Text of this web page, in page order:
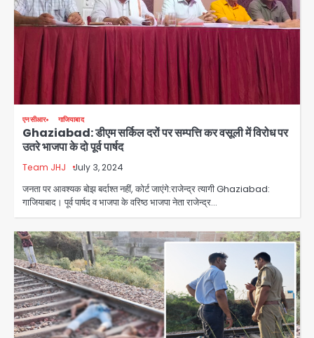
एनसीआर गाजियाबाद
Ghaziabad: डीएम सर्किल दरों पर सम्पत्ति कर वसूली में विरोध पर
उतरे भाजपा के दो पूर्व पार्षद
Team JHJ July 3, 2024
जनता पर आवश्यक बोझ बर्दाश्त नहीं, कोर्ट जाएंगे:राजेन्द्र त्यागी Ghaziabad:
गाजियाबाद। पूर्व पार्षद व भाजपा के वरिष्ठ भाजपा नेता राजेन्द्र…